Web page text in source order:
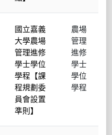
國立嘉義
大學農場
管理進修
學士學位
學程【課
程規劃委
員會設置
準則】
農場
管理
進修
學士
學位
學程